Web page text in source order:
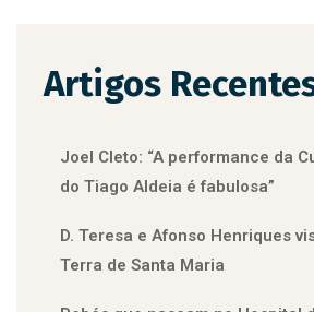
Artigos
Joel Cleto: “A performance da
do Tiago Aldeia é fabulosa”
D. Teresa e Afonso Henriques
Terra de Santa Maria